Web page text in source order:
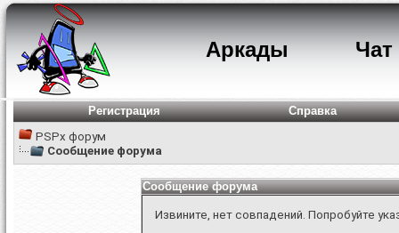
Аркады Чат
Регистрация
Справка
PSPx форум
Сообщение форума
Сообщение форума
Извините, нет совпадений. Попробуйте